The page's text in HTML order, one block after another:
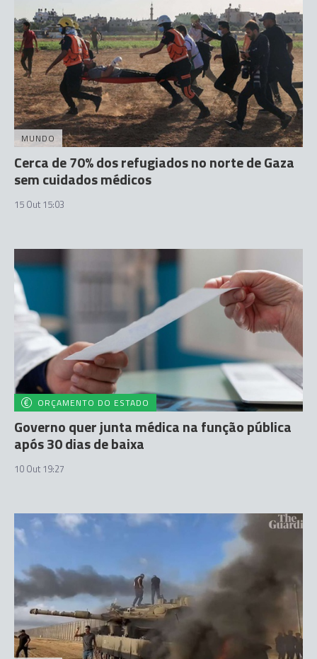
MUNDO
Cerca de 70% dos refugiados no norte de Gaza
sem cuidados médicos
15 Out 15:03
ORÇAMENTO DO ESTADO
Governo quer junta médica na função pública
após 30 dias de baixa
10 Out 19:27